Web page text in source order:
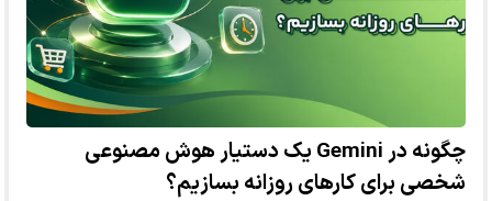
چگونه در Gemini یک دستیار هوش مصنوعی
شخصی برای کارهای روزانه بسازیم؟